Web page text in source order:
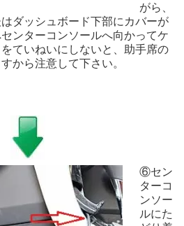
がら、
ダッシュボード下部にカバーが
ンターコンソールへ向かってケ
ていねいにしないと、助手席の
から注意して下さい。
⑥セン
ターコ
ンソー
ルにた